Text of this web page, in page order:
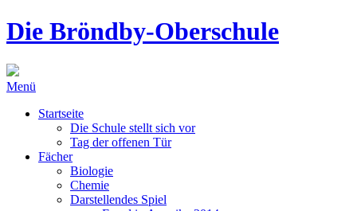
Die Bröndby-Oberschule
Menü
Startseite
Die Schule stellt sich vor
Tag der offenen Tür
Fächer
Biologie
Chemie
Darstellendes Spiel